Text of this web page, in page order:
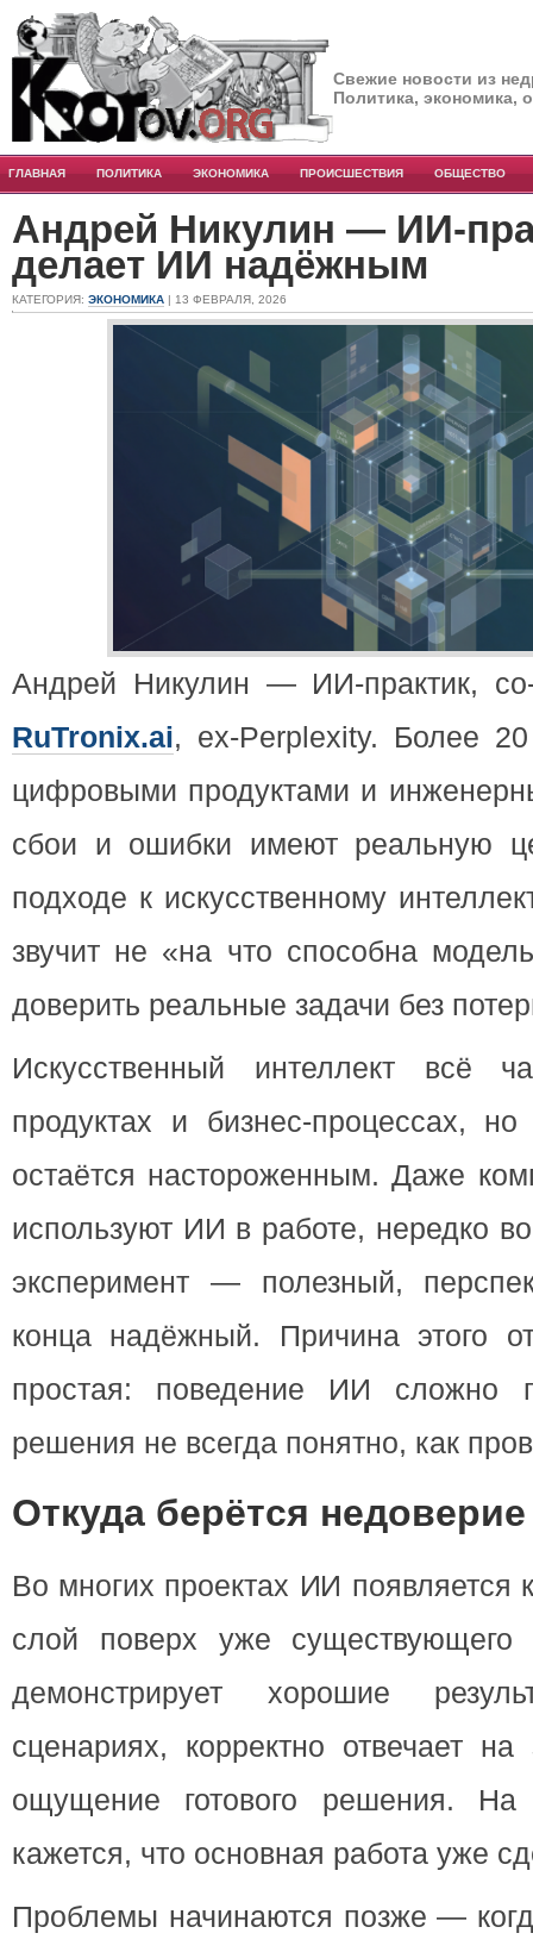
Свежие новости из
Политика, экономика,
ГЛАВНАЯ ПОЛИТИКА ЭКОНОМИКА ПРОИСШЕСТВИЯ ОБЩЕСТВО
Андрей Никулин — ИИ-
делает ИИ надёжным
КАТЕГОРИЯ: ЭКОНОМИКА | 13 ФЕВРАЛЯ, 2026
Андрей Никулин — ИИ-практик,
RuTronix.ai, ex-Perplexity. Более
цифровыми продуктами и
сбои и ошибки имеют реальную
подходе к искусственному
звучит не «на что способна
доверить реальные задачи без
Искусственный интеллект всё
продуктах и бизнес-процессах,
остаётся настороженным. Даже
используют ИИ в работе, нередко
эксперимент — полезный,
конца надёжный. Причина этого
простая: поведение ИИ сложно
решения не всегда понятно, как
Откуда берётся
Во многих проектах ИИ появляется
слой поверх уже существующего
демонстрирует хорошие
сценариях, корректно отвечает
ощущение готового решения. На
кажется, что основная работа уже
Проблемы начинаются позже —